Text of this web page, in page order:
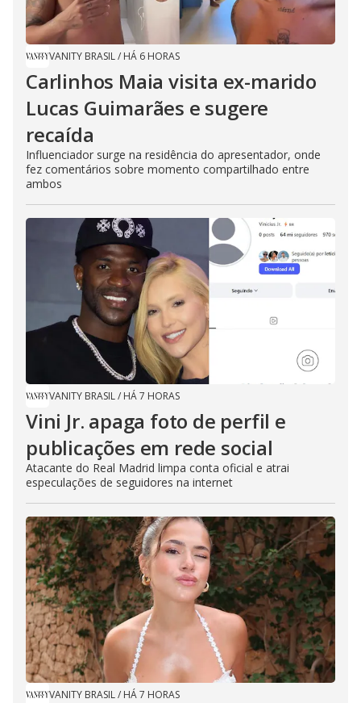
VANITY BRASIL/ HÁ 6 HORAS
Carlinhos Maia visita ex-marido
Lucas Guimarães e sugere
recaída
Influenciador surge na residência do apresentador, onde
fez comentários sobre momento compartilhado entre
ambos
VANITY BRASIL/ HÁ 7 HORAS
Vini Jr. apaga foto de perfil e
publicações em rede social
Atacante do Real Madrid limpa conta oficial e atrai
especulações de seguidores na internet
VANITY BRASIL/ HÁ 7 HORAS